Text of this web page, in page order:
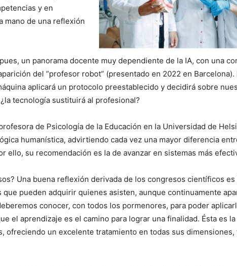
y en
mano de una reflexión
un panorama docente muy dependiente de la IA, con una
del “profesor robot” (presentado en 2022 en Barcelona).
aplicará un protocolo preestablecido y decidirá sobre
tecnología sustituirá al profesional?
de Psicología de la Educación en la Universidad de
humanística, advirtiendo cada vez una mayor diferencia
ello, su recomendación es la de avanzar en sistemas más
Una buena reflexión derivada de los congresos científicos es
que pueden adquirir quienes asisten, aunque continuamente
conocer, con todos los pormenores, para poder
el aprendizaje es el camino para lograr una finalidad. Ésta es
ofreciendo un excelente tratamiento en todas sus dimensiones,